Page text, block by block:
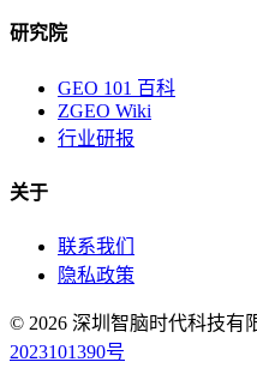
研究院
GEO 101 百科
ZGEO Wiki
行业研报
关于
联系我们
隐私政策
© 2026 深圳智脑时代科技
2023101390号